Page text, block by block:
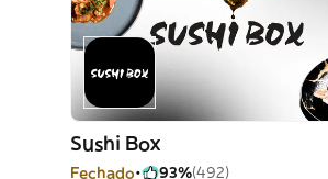
Sushi Box
Fechado 93%(492)